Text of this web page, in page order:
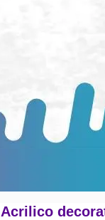
Acrilico